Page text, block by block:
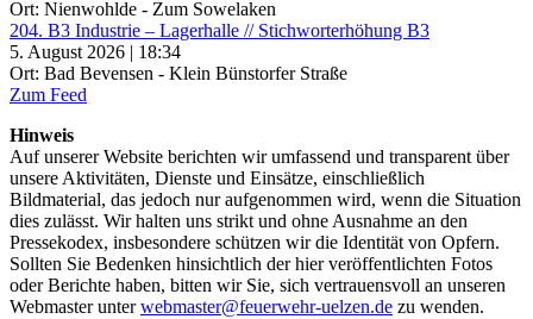
Ort: Nienwohlde - Zum Sowelaken
204. B3 Industrie – Lagerhalle // Stichworterhöhung B3
5. August 2026 | 18:34
Ort: Bad Bevensen - Klein Bünstorfer Straße
Zum Feed
Hinweis
Auf unserer Website berichten wir umfassend und transparent über
unsere Aktivitäten, Dienste und Einsätze, einschließlich
Bildmaterial, das jedoch nur aufgenommen wird, wenn die Situation
dies zulässt. Wir halten uns strikt und ohne Ausnahme an den
Pressekodex, insbesondere schützen wir die Identität von Opfern.
Sollten Sie Bedenken hinsichtlich der hier veröffentlichten Fotos
oder Berichte haben, bitten wir Sie, sich vertrauensvoll an unseren
Webmaster unterwebmaster@feuerwehr-uelzen.de zu wenden.